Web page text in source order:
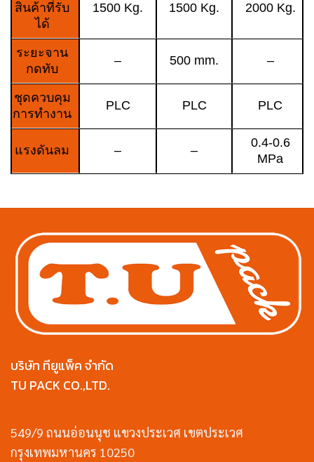
สินค้าที่รับ
ได้
1500 Kg. 1500 Kg. 2000 Kg.
ระยะจาน
กดทับ
– 500 mm. –
ชุดควบคุม
การทำงาน
PLC PLC PLC
แรงดันลม – –
0.4-0.6
MPa
บริษัท ทียูแพ็ค จำกัด
TU PACK CO.,LTD.
549/9 ถนนอ่อนนุช แขวงประเวศ เขตประเวศ
กรุงเทพมหานคร 10250